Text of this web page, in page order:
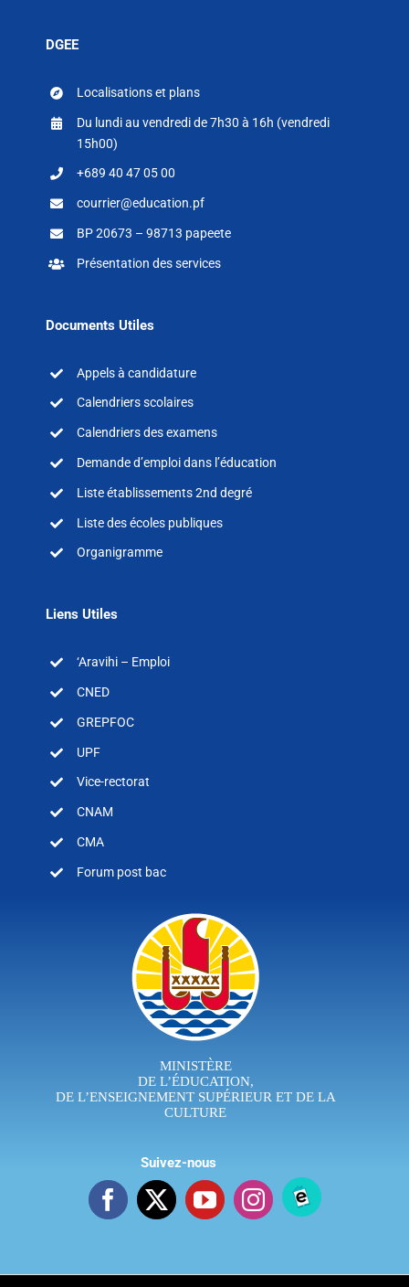
DGEE
Localisations et plans
Du lundi au vendredi de 7h30 à 16h (vendredi
15h00)
+689 40 47 05 00
courrier@education.pf
BP 20673 – 98713 papeete
Présentation des services
Documents Utiles
Appels à candidature
Calendriers scolaires
Calendriers des examens
Demande d’emploi dans l’éducation
Liste établissements 2nd degré
Liste des écoles publiques
Organigramme
Liens Utiles
‘Aravihi – Emploi
CNED
GREPFOC
UPF
Vice-rectorat
CNAM
CMA
Forum post bac
MINISTÈRE
DE L’ÉDUCATION,
DE L’ENSEIGNEMENT SUPÉRIEUR ET DE LA
CULTURE
Suivez-nous